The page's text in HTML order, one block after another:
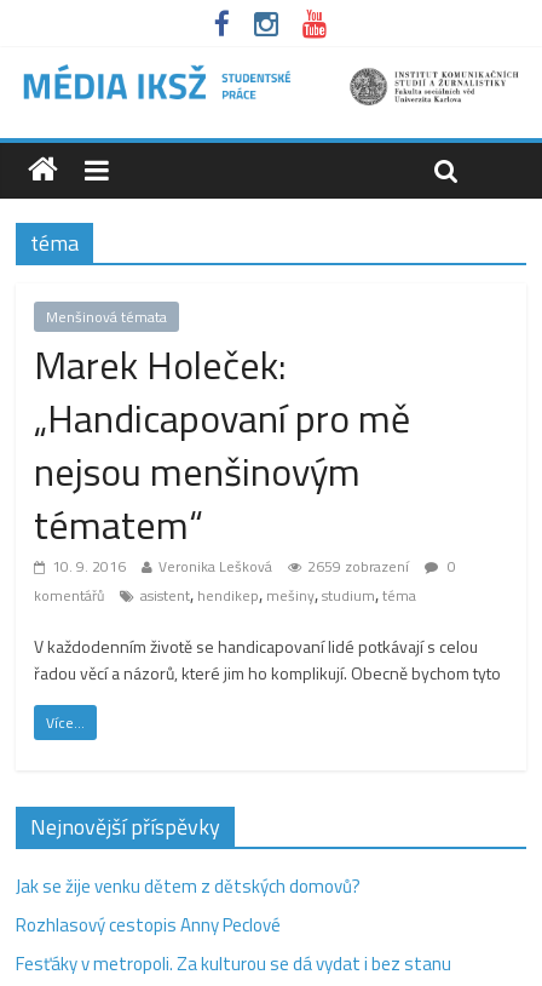
téma
Menšinová témata
Marek Holeček:
„Handicapovaní pro mě
nejsou menšinovým
tématem“
10. 9. 2016 Veronika Lešková 2659 zobrazení
0
komentářů
asistent, hendikep, mešiny,studium,téma
V každodenním životě se handicapovaní lidé potkávají s celou
řadou věcí a názorů, které jim ho komplikují. Obecně bychom tyto
Více...
Nejnovější příspěvky
Jak se žije venku dětem z dětských domovů?
Rozhlasový cestopis Anny Peclové
Fesťáky v metropoli. Za kulturou se dá vydat i bez stanu